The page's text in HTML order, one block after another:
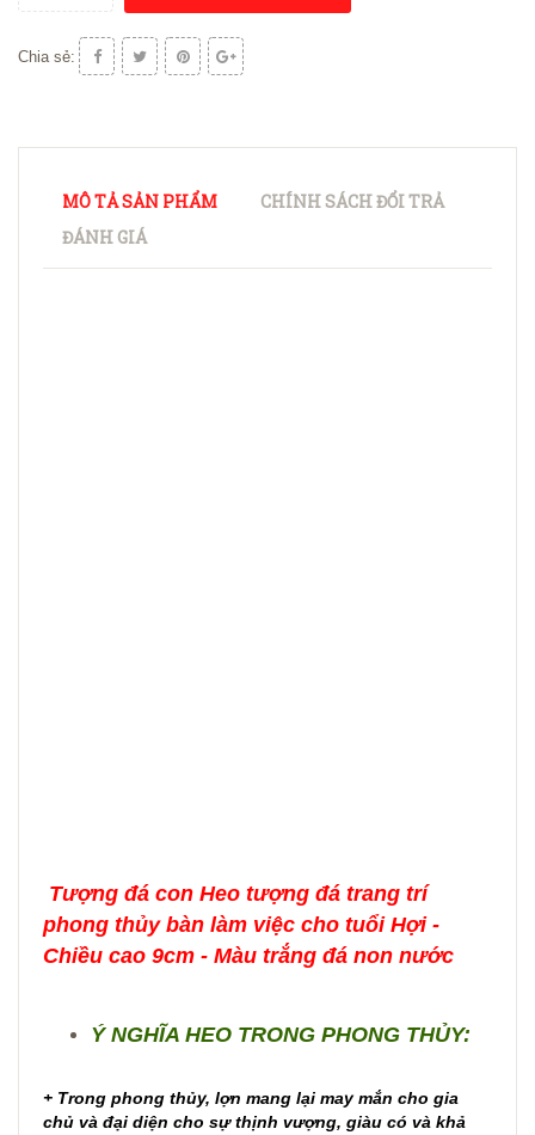
Chia sẻ:
MÔ TẢ SẢN PHẨM
CHÍNH SÁCH ĐỔI TRẢ
ĐÁNH GIÁ
Tượng đá con Heo tượng đá trang trí
phong thủy bàn làm việc cho tuổi Hợi -
Chiều cao 9cm - Màu trắng đá non nước
Ý NGHĨA HEO TRONG PHONG THỦY:
+ Trong phong thủy, lợn mang lại may mắn cho gia
chủ và đại diện cho sự thịnh vượng, giàu có và khả